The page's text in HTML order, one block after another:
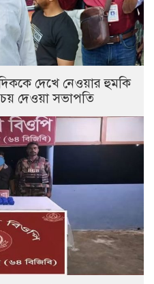
দেখে নেওয়ার হুমকি
দেওয়া সভাপতি